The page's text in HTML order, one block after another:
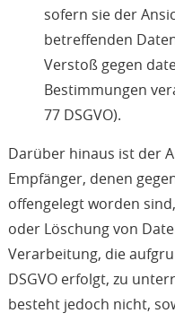
sofern sie der
betreffenden
Verstoß gegen
Bestimmungen
77 DSGVO).
Darüber hinaus ist der
Empfänger, denen
offengelegt worden
oder Löschung von
Verarbeitung, die
DSGVO erfolgt, zu
besteht jedoch nicht,